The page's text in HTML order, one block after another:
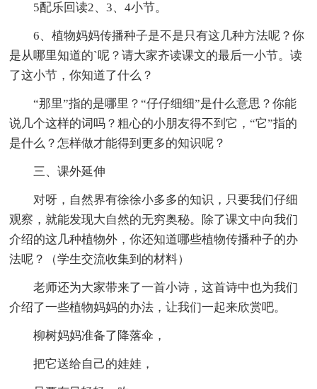
5配乐回读2、3、4小节。
6、植物妈妈传播种子是不是只有这几种方法呢？你
是从哪里知道的`呢？请大家齐读课文的最后一小节。读
了这小节，你知道了什么？
“那里”指的是哪里？“仔仔细细”是什么意思？你能
说几个这样的词吗？粗心的小朋友得不到它，“它”指的
是什么？怎样做才能得到更多的知识呢？
三、课外延伸
对呀，自然界有徐徐小多多的知识，只要我们仔细
观察，就能发现大自然的无穷奥秘。除了课文中向我们
介绍的这几种植物外，你还知道哪些植物传播种子的办
法呢？（学生交流收集到的材料）
老师还为大家带来了一首小诗，这首诗中也为我们
介绍了一些植物妈妈的办法，让我们一起来欣赏吧。
柳树妈妈准备了降落伞，
把它送给自己的娃娃，